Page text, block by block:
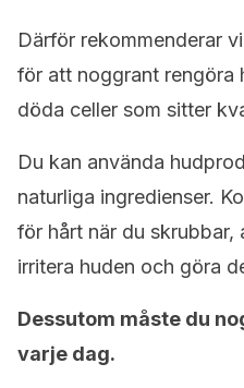
Därför rekommenderar
för att noggrant rengöra
döda celler som sitter
Du kan använda
naturliga ingredienser.
för hårt när du skrubbar,
irritera huden och göra
Dessutom måste du
varje dag.